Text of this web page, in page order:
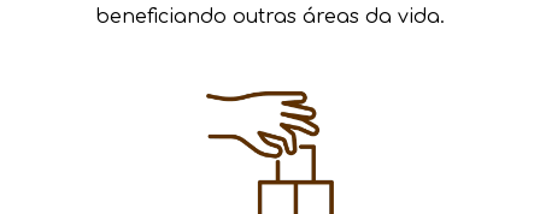
beneficiando outras áreas da vida.